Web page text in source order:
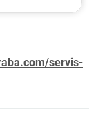
servis-